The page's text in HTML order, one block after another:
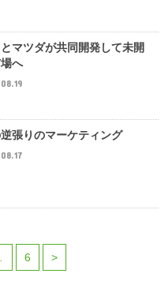
マツダが共同開発して未開
へ
張りのマーケティング
6 >